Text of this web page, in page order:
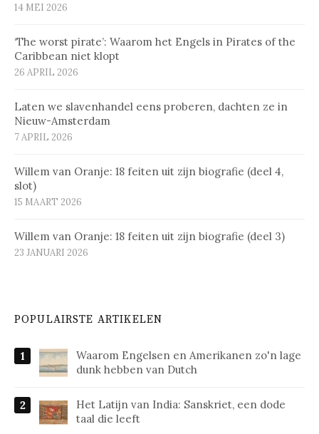
14 MEI 2026
‘The worst pirate’: Waarom het Engels in Pirates of the
Caribbean niet klopt
26 APRIL 2026
Laten we slavenhandel eens proberen, dachten ze in
Nieuw-Amsterdam
7 APRIL 2026
Willem van Oranje: 18 feiten uit zijn biografie (deel 4,
slot)
15 MAART 2026
Willem van Oranje: 18 feiten uit zijn biografie (deel 3)
23 JANUARI 2026
POPULAIRSTE ARTIKELEN
Waarom Engelsen en Amerikanen zo'n lage
dunk hebben van Dutch
Het Latijn van India: Sanskriet, een dode
taal die leeft